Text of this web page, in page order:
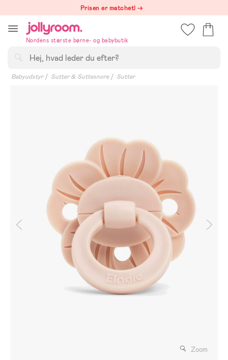
till
innehållet
Prisen er matchet! →
Nordens største børne- og babybutik
Babyudstyr Sutter & Suttesnore Sutter
Zoom